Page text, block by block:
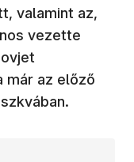
valamint az,
vezette
már az előző